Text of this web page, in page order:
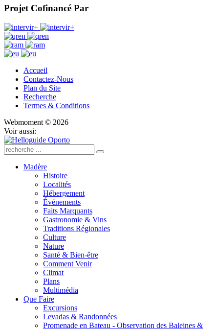
Projet Cofinancé Par
Accueil
Contactez-Nous
Plan du Site
Recherche
Termes & Conditions
Webmoment © 2026
Voir aussi:
Madère
Histoire
Localités
Hébergement
Événements
Faits Marquants
Gastronomie & Vins
Traditions Régionales
Culture
Nature
Santé & Bien-être
Comment Venir
Climat
Plans
Multimédia
Que Faire
Excursions
Levadas & Randonnées
Promenade en Bateau - Observation des Baleines &